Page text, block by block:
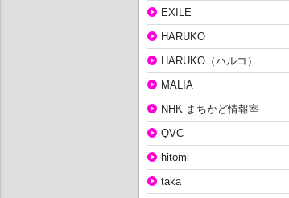
EXILE
HARUKO
HARUKO（ハルコ）
MALIA
NHK まちかど情報室
QVC
hitomi
taka